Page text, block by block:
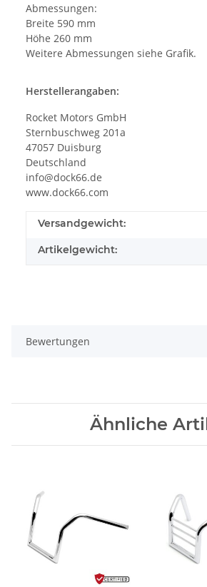
Abmessungen:
Breite 590 mm
Höhe 260 mm
Weitere Abmessungen siehe Grafik.
Herstellerangaben:
Rocket Motors GmbH
Sternbuschweg 201a
47057 Duisburg
Deutschland
info@dock66.de
www.dock66.com
Versandgewicht:
Artikelgewicht:
Bewertungen
Ähnliche